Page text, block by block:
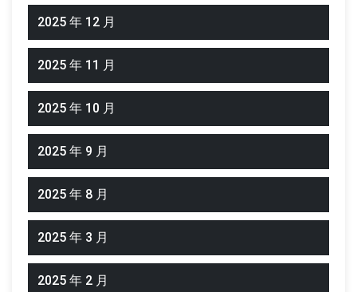
2025 年 12 月
2025 年 11 月
2025 年 10 月
2025 年 9 月
2025 年 8 月
2025 年 3 月
2025 年 2 月